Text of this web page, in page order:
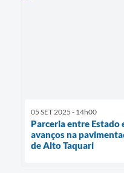
05 SET 2025 - 14h00
Parceria entre
avanços na
de Alto Taquari